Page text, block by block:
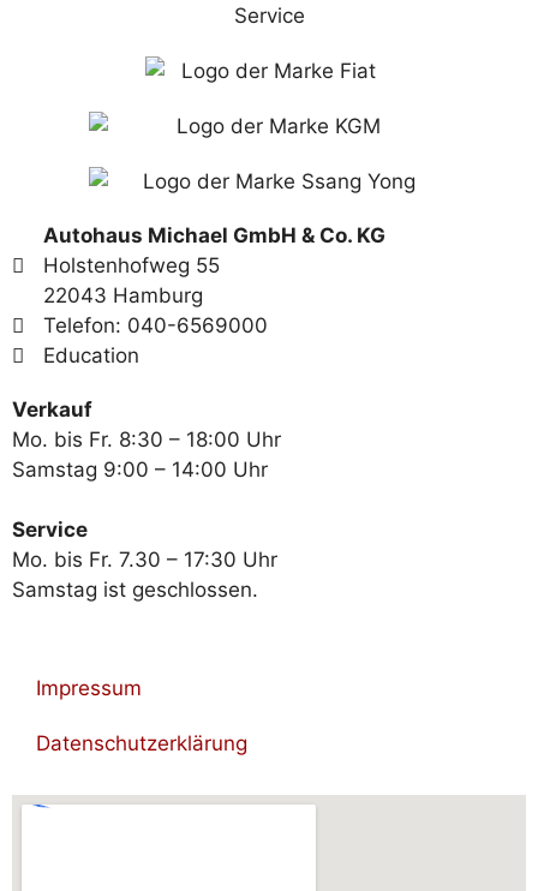
Autohaus Michael GmbH & Co. KG
Holstenhofweg 55
22043 Hamburg
Telefon: 040-6569000
Education
Verkauf
Mo. bis Fr. 8:30 – 18:00 Uhr
Samstag 9:00 – 14:00 Uhr
Service
Mo. bis Fr. 7.30 – 17:30 Uhr
Samstag ist geschlossen.
Impressum
Datenschutzerklärung